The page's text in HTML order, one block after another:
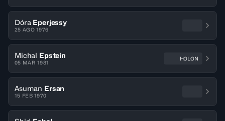
Dóra Eperjessy
25 AGO 1976
Michal Epstein
05 MAR 1981
HOLON
Asuman Ersan
15 FEB 1970